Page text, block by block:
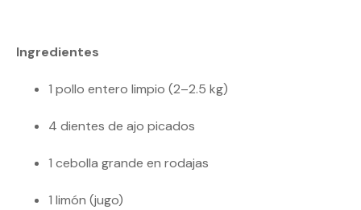
Ingredientes
1 pollo entero limpio (2–2.5 kg)
4 dientes de ajo picados
1 cebolla grande en rodajas
1 limón (jugo)